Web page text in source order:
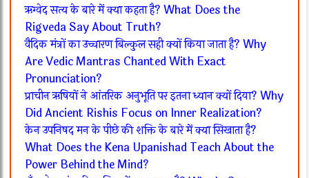
ऋग्वेद सत्य के बारे में क्या कहता है? What Does the
Rigveda Say About Truth?
वैदिक मंत्रों का उच्चारण बिल्कुल सही क्यों किया जाता है? Why
Are Vedic Mantras Chanted With Exact
Pronunciation?
प्राचीन ऋषियों ने आंतरिक अनुभूति पर इतना ध्यान क्यों दिया? Why
Did Ancient Rishis Focus on Inner Realization?
केन उपनिषद मन के पीछे की शक्ति के बारे में क्या सिखाता है?
What Does the Kena Upanishad Teach About the
Power Behind the Mind?